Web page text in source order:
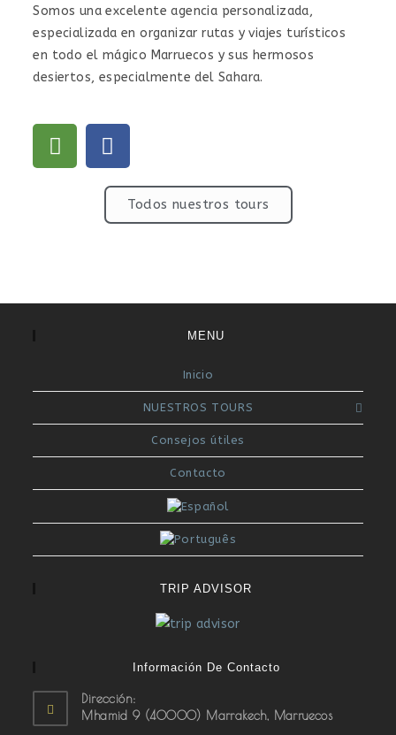
Somos una excelente agencia personalizada,
especializada en organizar rutas y viajes turísticos
en todo el mágico Marruecos y sus hermosos
desiertos, especialmente del Sahara.
Todos nuestros tours
MENU
Inicio
NUESTROS TOURS
Consejos útiles
Contacto
TRIP ADVISOR
Información De Contacto
Dirección:
Mhamid 9 (40000) Marrakech, Marruecos